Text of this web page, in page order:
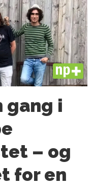
PLUS
gang i
– og
for en